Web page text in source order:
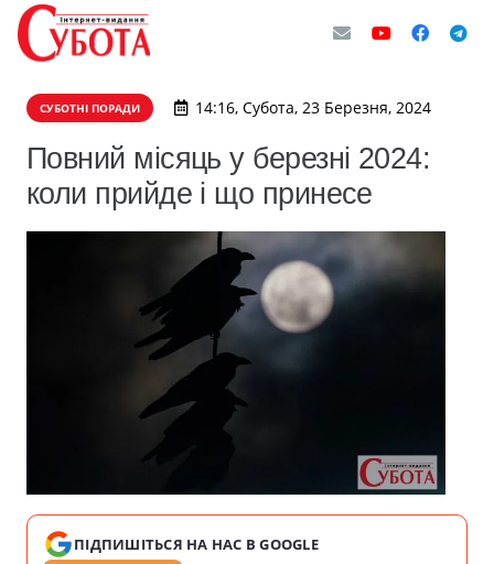
СУБОТНІ ПОРАДИ 14:16, Субота, 23 Березня, 2024
Повний місяць у березні 2024:
коли прийде і що принесе
ПІДПИШІТЬСЯ НА НАС В GOOGLE